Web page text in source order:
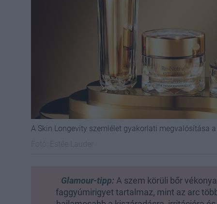
A Skin Longevity szemlélet gyakorlati megvalósítása
Glamour-tipp: A szem körüli bőr
faggyúmirigyet tartalmaz, mint az arc